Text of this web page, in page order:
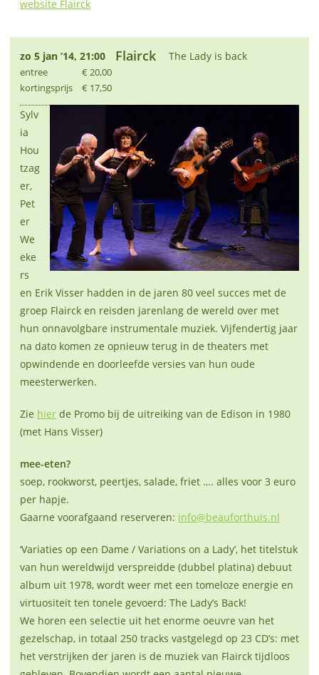
website Flairck
zo 5 jan ’14, 21:00 Flairck The Lady is back
entree
kortingsprijs
€ 20,00
€ 17,50
Sylv
ia
Hou
tzag
er,
Pet
er
We
eke
rs
en Erik Visser hadden in de jaren 80 veel succes met de
groep Flairck en reisden jarenlang de wereld over met
hun onnavolgbare instrumentale muziek. Vijfendertig jaar
na dato komen ze opnieuw terug in de theaters met
opwindende en doorleefde versies van hun oude
meesterwerken.
Zie hier de Promo bij de uitreiking van de Edison in 1980
(met Hans Visser)
mee-eten?
soep, rookworst, peertjes, salade, friet …. alles voor 3 euro
per hapje.
Gaarne voorafgaand reserveren: info@beauforthuis.nl
‘Variaties op een Dame / Variations on a Lady’, het titelstuk
van hun wereldwijd verspreidde (dubbel platina) debuut
album uit 1978, wordt weer met een tomeloze energie en
virtuositeit ten tonele gevoerd: The Lady’s Back!
We horen een selectie uit het enorme oeuvre van het
gezelschap, in totaal 250 tracks vastgelegd op 23 CD’s: met
het verstrijken der jaren is de muziek van Flairck tijdloos